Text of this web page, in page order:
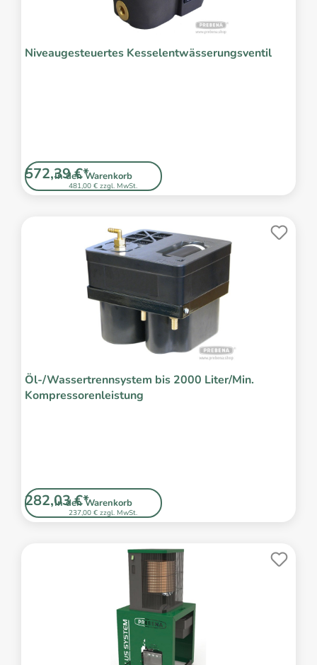
Niveaugesteuertes Kesselentwässerungsventil
In den Warenkorb
481,00 € zzgl. MwSt.
572,39 €*
Öl-/Wassertrennsystem bis 2000 Liter/Min.
Kompressorenleistung
In den Warenkorb
237,00 € zzgl. MwSt.
282,03 €*